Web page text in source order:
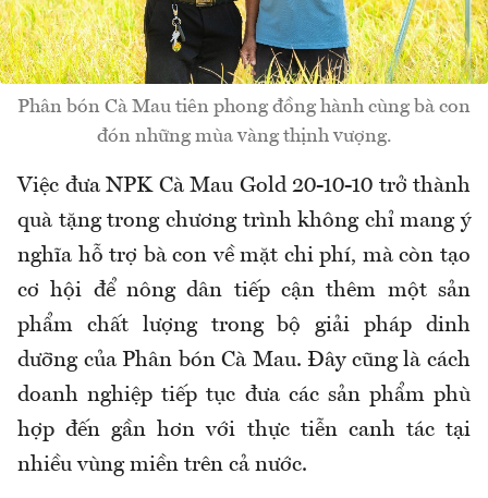
Phân bón Cà Mau tiên phong đồng hành cùng bà con
đón những mùa vàng thịnh vượng.
Việc đưa NPK Cà Mau Gold 20-10-10 trở thành
quà tặng trong chương trình không chỉ mang ý
nghĩa hỗ trợ bà con về mặt chi phí, mà còn tạo
cơ hội để nông dân tiếp cận thêm một sản
phẩm chất lượng trong bộ giải pháp dinh
dưỡng của Phân bón Cà Mau. Đây cũng là cách
doanh nghiệp tiếp tục đưa các sản phẩm phù
hợp đến gần hơn với thực tiễn canh tác tại
nhiều vùng miền trên cả nước.